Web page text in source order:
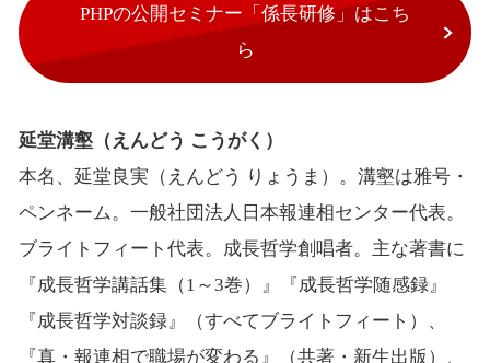
PHPの公開セミナー「係長研修」はこち
ら
延堂溝壑（えんどう こうがく）
本名、延堂良実（えんどう りょうま）。溝壑は雅号・
ペンネーム。一般社団法人日本報連相センター代表。
ブライトフィート代表。成長哲学創唱者。主な著書に
『成長哲学講話集（1～3巻）』『成長哲学随感録』
『成長哲学対談録』（すべてブライトフィート）、
『真・報連相で職場が変わる』（共著・新生出版）、